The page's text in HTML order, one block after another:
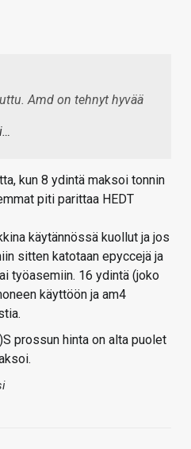
Amd on tehnyt hyvää
kun 8 ydintä maksoi tonnin
piti parittaa HEDT
käytännössä kuollut ja jos
sitten katotaan epyccejä ja
työasemiin. 16 ydintä (joko
käyttöön ja am4
prossun hinta on alta puolet